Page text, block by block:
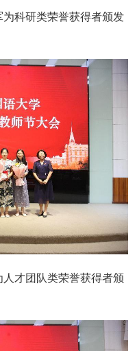
科研类荣誉获得者颁发
才团队类荣誉获得者颁